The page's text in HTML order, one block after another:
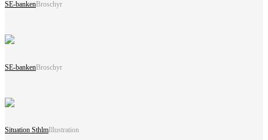
SE-bankenBroschyr
SE-bankenBroschyr
Situation Sthlm Illustration